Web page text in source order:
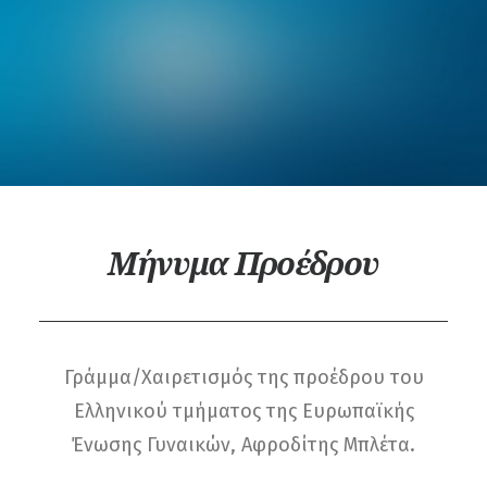
Μήνυμα Προέδρου
Γράμμα/Χαιρετισμός της προέδρου του
Ελληνικού τμήματος της Ευρωπαϊκής
Ένωσης Γυναικών, Αφροδίτης Μπλέτα.